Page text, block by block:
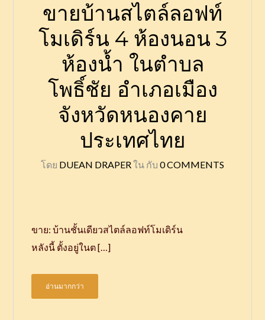
ขายบ้านสไตล์ลอฟท์
โมเดิร์น 4 ห้องนอน 3
ห้องน้ำ ในตำบล
โพธิ์ชัย อำเภอเมือง
จังหวัดหนองคาย
ประเทศไทย
โดย DUEAN DRAPERใน กับ 0 COMMENTS
ขาย: บ้านชั้นเดียวสไตล์ลอฟท์โมเดิร์น
หลังนี้ ตั้งอยู่ในต […]
อ่านมากกว่า